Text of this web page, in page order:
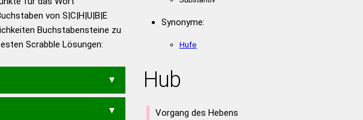
– Die deutsche Grammatik
– Deutsches
von S|C|H|U|B|E
Buchstabensteine zu
Scrabble Lösungen:
Synonyme:
Hufe
Hub
Vorgang des Hebens